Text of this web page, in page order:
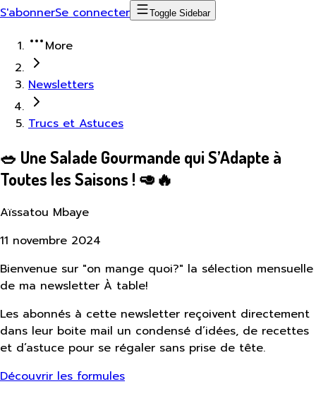
S'abonnerSe connecter Toggle Sidebar
More
Newsletters
Trucs et Astuces
🥗 Une Salade Gourmande qui S’Adapte à
Toutes les Saisons ! 🥑🔥
Aïssatou Mbaye
11 novembre 2024
Bienvenue sur "on mange quoi?" la sélection mensuelle
de ma newsletter À table!
Les abonnés à cette newsletter reçoivent directement
dans leur boite mail un condensé d’idées, de recettes
et d’astuce pour se régaler sans prise de tête.
Découvrir les formules